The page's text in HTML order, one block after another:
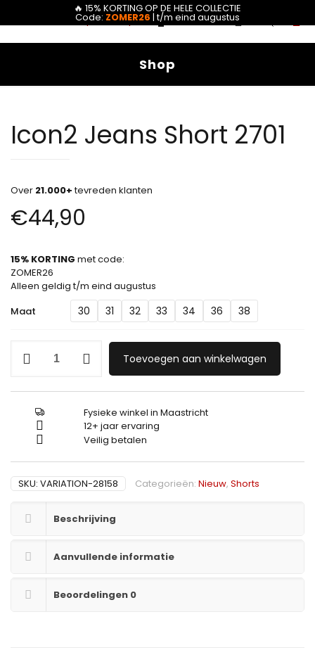
0
Shop
Icon2 Jeans Short 2701
Over 21.000+tevreden klanten
€44,90
15% KORTING met code:
ZOMER26
Alleen geldig t/m eind augustus
Maat
30 31 32 33 34 36 38
Jeans
Toevoegen aan winkelwagen
Fysieke winkel in Maastricht
12+ jaar ervaring
Veilig betalen
SKU: VARIATION-28158 Categorieën: Nieuw, Shorts
Beschrijving
Aanvullende informatie
Beoordelingen 0
🔥 15% KORTING OP DE HELE COLLECTIE
Code: ZOMER26 | t/m eind augustus